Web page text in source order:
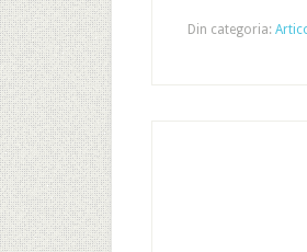
Din categoria: